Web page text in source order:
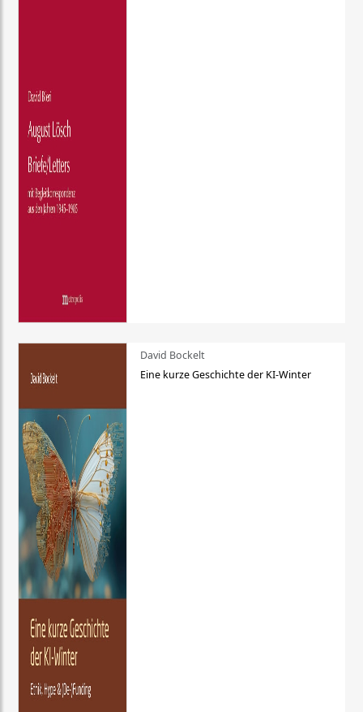
David Bockelt
Eine kurze Geschichte der KI-Winter